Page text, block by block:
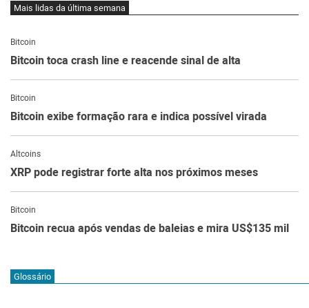
Mais lidas da última semana
Bitcoin
Bitcoin toca crash line e reacende sinal de alta
Bitcoin
Bitcoin exibe formação rara e indica possível virada
Altcoins
XRP pode registrar forte alta nos próximos meses
Bitcoin
Bitcoin recua após vendas de baleias e mira US$135 mil
Glossário